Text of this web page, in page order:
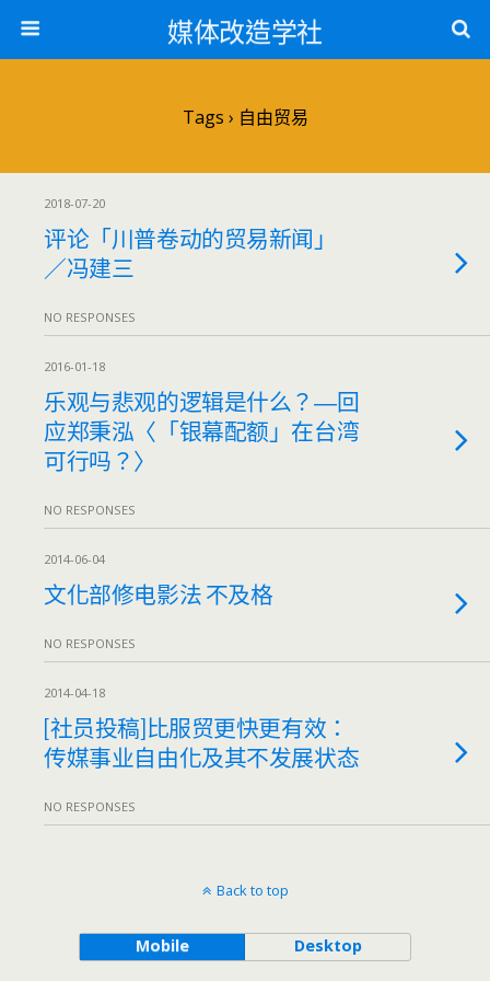
媒体改造学社
Tags › 自由贸易
2018-07-20
评论「川普卷动的贸易新闻」
／冯建三
NO RESPONSES
2016-01-18
乐观与悲观的逻辑是什么？―回
应郑秉泓〈「银幕配额」在台湾
可行吗？〉
NO RESPONSES
2014-06-04
文化部修电影法 不及格
NO RESPONSES
2014-04-18
[社员投稿]比服贸更快更有效：
传媒事业自由化及其不发展状态
NO RESPONSES
Back to top
Mobile Desktop